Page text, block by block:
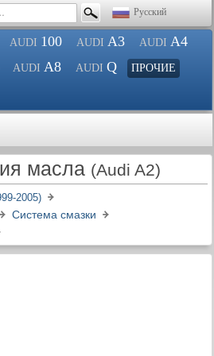
Русский
AUDI 100 AUDI A3 AUDI A4
AUDI A8 AUDI Q ПРОЧИЕ
масла (Audi A2)
2005)
Система смазки